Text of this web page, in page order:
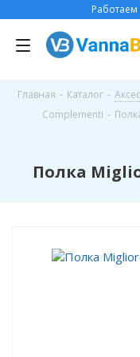
Главная - Каталог -
Complementi -
Полка